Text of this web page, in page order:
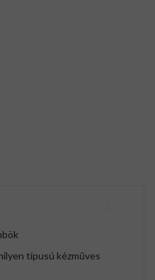
típusú kézműves